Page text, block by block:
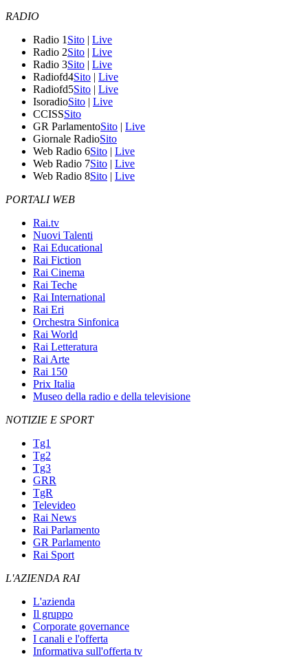
RADIO
Radio 1 Sito | Live
Radio 2Sito | Live
Radio 3Sito | Live
Radiofd4Sito | Live
Radiofd5Sito | Live
IsoradioSito | Live
CCISSSito
GR ParlamentoSito | Live
Giornale RadioSito
Web Radio 6Sito | Live
Web Radio 7Sito | Live
Web Radio 8Sito | Live
PORTALI WEB
Rai.tv
Nuovi Talenti
Rai Educational
Rai Fiction
Rai Cinema
Rai Teche
Rai International
Rai Eri
Orchestra Sinfonica
Rai World
Rai Letteratura
Rai Arte
Rai 150
Prix Italia
Museo della radio e della televisione
NOTIZIE E SPORT
Tg1
Tg2
Tg3
GRR
TgR
Televideo
Rai News
Rai Parlamento
GR Parlamento
Rai Sport
L'AZIENDA RAI
L'azienda
Il gruppo
Corporate governance
I canali e l'offerta
Informativa sull'offerta tv